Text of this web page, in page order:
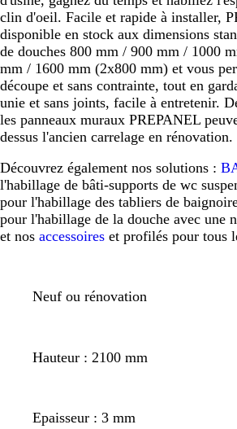
clin d'oeil. Facile et rapide à installer,
disponible en stock aux dimensions
de douches 800 mm / 900 mm / 1000
mm / 1600 mm (2x800 mm) et vous
découpe et sans contrainte, tout en
unie et sans joints, facile à entretenir.
les panneaux muraux PREPANEL
dessus l'ancien carrelage en rénovation.
Découvrez également nos solutions :
l'habillage de bâti-supports de wc
pour l'habillage des tabliers de
pour l'habillage de la douche avec une
et nos accessoires et profilés pour tous
Neuf ou rénovation
Hauteur : 2100 mm
Epaisseur : 3 mm